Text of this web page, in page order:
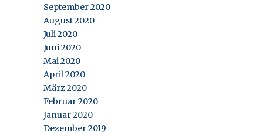
September 2020
August 2020
Juli 2020
Juni 2020
Mai 2020
April 2020
März 2020
Februar 2020
Januar 2020
Dezember 2019